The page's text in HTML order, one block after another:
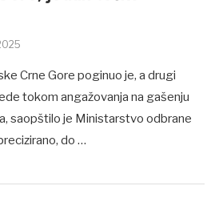
Crne Gore poginuo je, a drugi
tokom angažovanja na gašenju
saopštilo je Ministarstvo odbrane
do …